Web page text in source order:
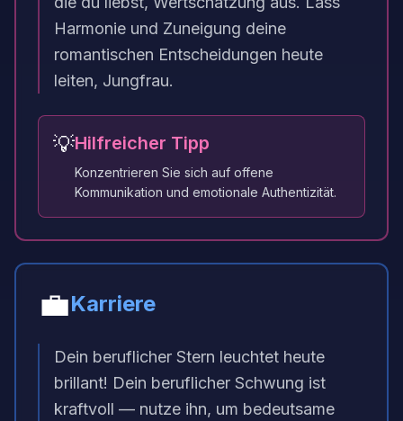
Harmonie und Zuneigung deine
romantischen Entscheidungen heute
leiten, Jungfrau.
💡Hilfreicher Tipp
Konzentrieren Sie sich auf offene
Kommunikation und emotionale Authentizität.
💼Karriere
Dein beruflicher Stern leuchtet heute
brillant! Dein beruflicher Schwung ist
kraftvoll — nutze ihn, um bedeutsame